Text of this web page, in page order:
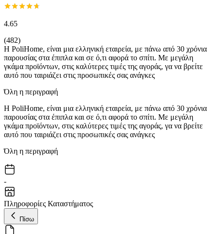
4.65
(482)
Η PoliHome, είναι μια ελληνική εταιρεία, με πάνω από 30 χρόνια
παρουσίας στα έπιπλα και σε ό,τι αφορά το σπίτι. Με μεγάλη
γκάμα προϊόντων, στις καλύτερες τιμές της αγοράς, γα να βρείτε
αυτό που ταιριάζει στις προσωπικές σας ανάγκες
Όλη η περιγραφή
Η PoliHome, είναι μια ελληνική εταιρεία, με πάνω από 30 χρόνια
παρουσίας στα έπιπλα και σε ό,τι αφορά το σπίτι. Με μεγάλη
γκάμα προϊόντων, στις καλύτερες τιμές της αγοράς, γα να βρείτε
αυτό που ταιριάζει στις προσωπικές σας ανάγκες
Όλη η περιγραφή
-
Πληροφορίες Καταστήματος
Πίσω